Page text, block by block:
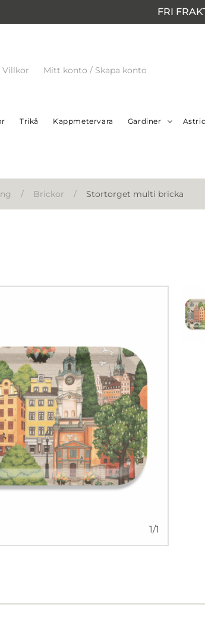
FRI
Villkor Mitt konto / Skapa konto
Trikå Kappmetervara Gardiner
/ Brickor / Stortorget multi bricka
1/1